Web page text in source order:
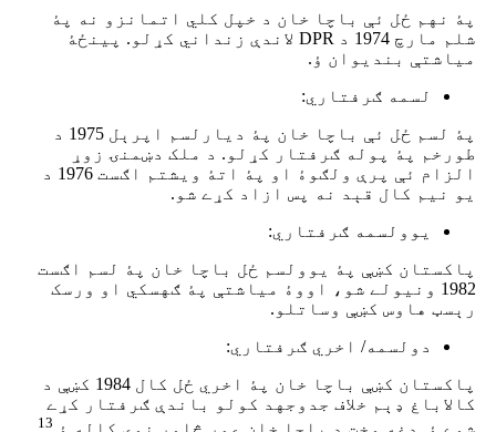
پۀ نهم ځل ئې باچا خان د خپل کلي اتمانزو نه پۀ
شلم مارچ 1974 د DPR لاندې زنداني کړلو. پینځۀ
میاشتې بندیوان ؤ.
لسمه ګرفتاري:
پۀ لسم ځل ئې باچا خان پۀ دیارلسم اپرېل 1975 د
طورخم پۀ پوله ګرفتار کړلو. د ملک دښمنۍ زوړ
الزام ئې پرې ولګوۀ او پۀ اتۀ ویشتم اګست 1976 د
یو نیم کال قېد نه پس ازاد کړے شو.
یوولسمه ګرفتاري:
پاکستان کښې پۀ یوولسم ځل باچا خان پۀ لسم اګست
1982 ونیولے شو، اووۀ میاشتې پۀ ګهسکي او ورسک
رېسټ هاوس کښې وساتلو.
دولسمه/ اخري ګرفتاري:
پاکستان کښې باچا خان پۀ اخري ځل کال 1984 کښې د
کالاباغ ډېم خلاف جدوجهد کولو باندې ګرفتار کړے
13